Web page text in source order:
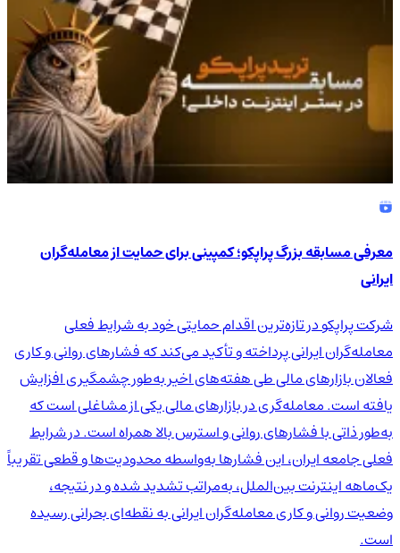
معرفی مسابقه بزرگ پراپکو؛ کمپینی برای حمایت از معامله‌گران
ایرانی
شرکت پراپکو در تازه‌ترین اقدام حمایتی خود به شرایط فعلی
معامله‌گران ایرانی پرداخته و تأکید می‌کند که فشارهای روانی و کاری
فعالان بازارهای مالی طی هفته‌های اخیر به‌طور چشمگیری افزایش
یافته است. معامله‌گری در بازارهای مالی یکی از مشاغلی است که
به‌طور ذاتی با فشارهای روانی و استرس بالا همراه است. در شرایط
فعلی جامعه ایران، این فشارها به‌واسطه محدودیت‌ها و قطعی تقریباً
یک‌ماهه اینترنت بین‌الملل، به‌مراتب تشدید شده و در نتیجه،
وضعیت روانی و کاری معامله‌گران ایرانی به نقطه‌ای بحرانی رسیده
است.